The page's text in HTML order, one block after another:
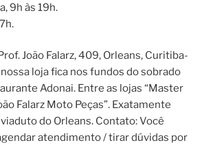
9h às 19h.
João Falarz, 409, Orleans, Curitiba-
nossa loja fica nos fundos do sobrado
Adonai. Entre as lojas “Master
Falarz Moto Peças”. Exatamente
do Orleans. Contato: Você
atendimento / tirar dúvidas por